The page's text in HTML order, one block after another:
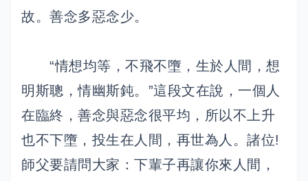
故。善念多惡念少。
“情想均等，不飛不墮，生於人間，想
明斯聰，情幽斯鈍。”這段文在說，一個人
在臨終，善念與惡念很平均，所以不上升
也不下墮，投生在人間，再世為人。諸位!
師父要請問大家：下輩子再讓你來人間，